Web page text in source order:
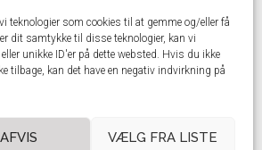
teknologier som cookies til at gemme og/eller få
dit samtykke til disse teknologier, kan vi
unikke ID'er på dette websted. Hvis du ikke
tilbage, kan det have en negativ indvirkning på
AFVIS VÆLG FRA LISTE